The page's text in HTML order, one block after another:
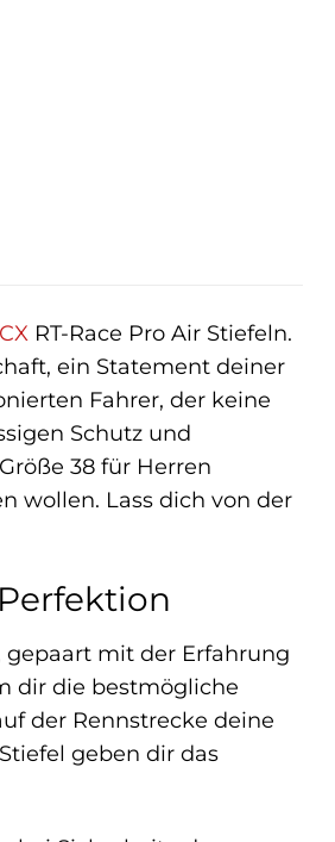
RT-Race Pro Air Stiefeln.
ein Statement deiner
Fahrer, der keine
Schutz und
38 für Herren
wollen. Lass dich von der
gepaart mit der Erfahrung
dir die bestmögliche
der Rennstrecke deine
geben dir das